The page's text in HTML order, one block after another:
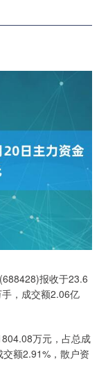
报收于23.6
，成交额2.06亿
万元，占总成
额2.91%，散户资